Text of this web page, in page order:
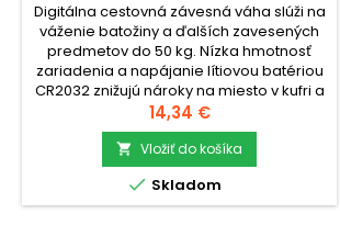
Digitálna cestovná závesná váha slúži na
váženie batožiny a ďalších zavesených
predmetov do 50 kg. Nízka hmotnosť
zariadenia a napájanie lítiovou batériou
CR2032 znižujú nároky na miesto v kufri a
kovový hák s popruhom zabezpečuje
pevné uchytenie tašiek či
kufrov.check_circleVáživosť:
50kgcheck_circleRozlíšenie:
10gcheck_circleFunkcie: TARE, meranie...
Cena
14,34 €
 Vložiť do košíka
 Skladom